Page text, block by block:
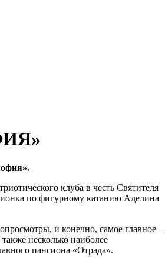
клуба в честь Святителя
по фигурному катанию Аделина
и конечно, самое главное –
несколько наиболее
пансиона «Отрада».